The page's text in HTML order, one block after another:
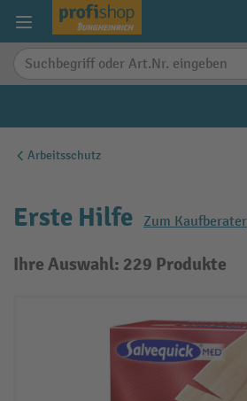
springen
Arbeitsschutz
Erste Hilfe Zum Kaufberater
Ihre Auswahl: 229 Produkte